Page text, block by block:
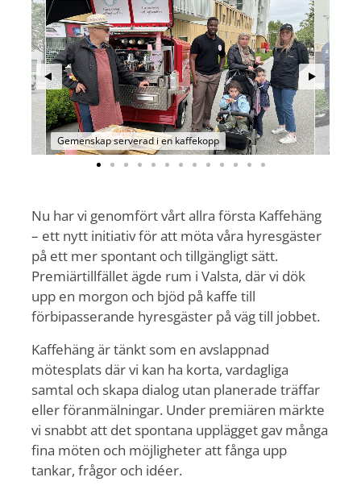
Gemenskap serverad i en kaffekopp
Nu har vi genomfört vårt allra första Kaffehäng
– ett nytt initiativ för att möta våra hyresgäster
på ett mer spontant och tillgängligt sätt.
Premiärtillfället ägde rum i Valsta, där vi dök
upp en morgon och bjöd på kaffe till
förbipasserande hyresgäster på väg till jobbet.
Kaffehäng är tänkt som en avslappnad
mötesplats där vi kan ha korta, vardagliga
samtal och skapa dialog utan planerade träffar
eller föranmälningar. Under premiären märkte
vi snabbt att det spontana upplägget gav många
fina möten och möjligheter att fånga upp
tankar, frågor och idéer.